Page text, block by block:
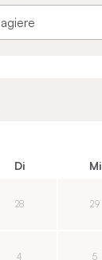
Di Mi
28 29
4 5